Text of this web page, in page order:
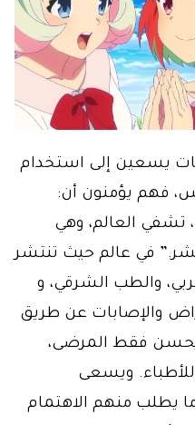
يسعين إلى استخدام
فهم يؤمنون أن:
تشفي العالم، وهي
في عالم حيث تنتشر
والطب الشرقي، و
والإصابات عن طريق
يحسن فقط المرضى،
ويسعى
يطلب منهم الاهتمام